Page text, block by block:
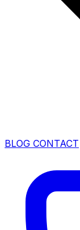
BLOG CONTACT